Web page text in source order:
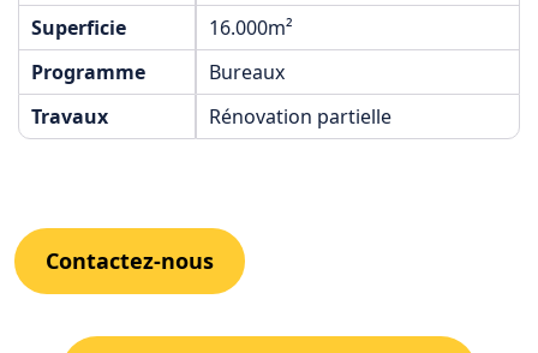
Superficie
16.000m²
Programme
Bureaux
Travaux
Rénovation partielle
Contactez-nous